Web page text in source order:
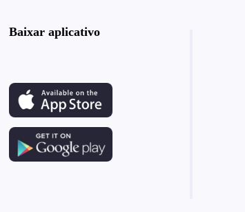
Baixar aplicativo